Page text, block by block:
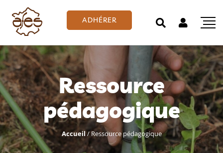
ADHÉRER
Ressource
pédagogique
Accueil /Ressource pédagogique